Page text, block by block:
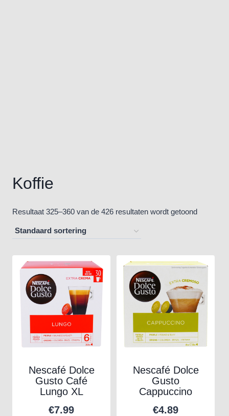
Koffie
Resultaat 325–360 van de 426 resultaten wordt getoond
Nescafé Dolce
Gusto Café
Lungo XL
€7.99
Nescafé Dolce
Gusto
Cappuccino
€4.89